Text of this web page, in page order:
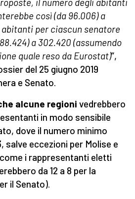
il numero degli abitanti
così (da 96.006) a
abitanti per ciascun senatore
a 302.420 (assumendo
quale reso da Eurostat)”,
del 25 giugno 2019
e Senato.
alcune regioni vedrebbero
in modo sensibile
dove il numero minimo
salve eccezioni per Molise e
i rappresentanti eletti
da 12 a 8 per la
il Senato).